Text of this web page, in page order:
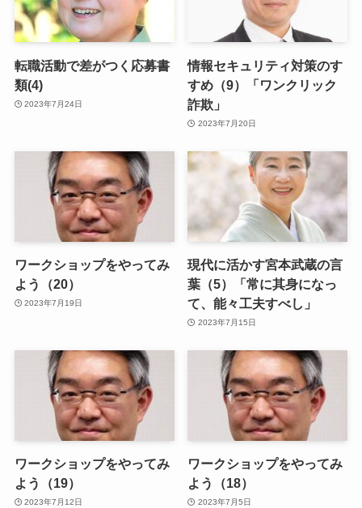
転職活動で差がつく応募書
類(4)
2023年7月24日
情報セキュリティ対策のす
すめ（9）「ワンクリック
詐欺」
2023年7月20日
ワークショップをやってみ
よう（20）
2023年7月19日
現代に活かす宮本武蔵の言
葉（5）「常に其身になっ
て、能々工夫すべし」
2023年7月15日
ワークショップをやってみ
よう（19）
2023年7月12日
ワークショップをやってみ
よう（18）
2023年7月5日